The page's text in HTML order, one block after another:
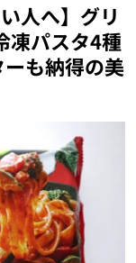
人へ】グリ
凍パスタ4種
も納得の美